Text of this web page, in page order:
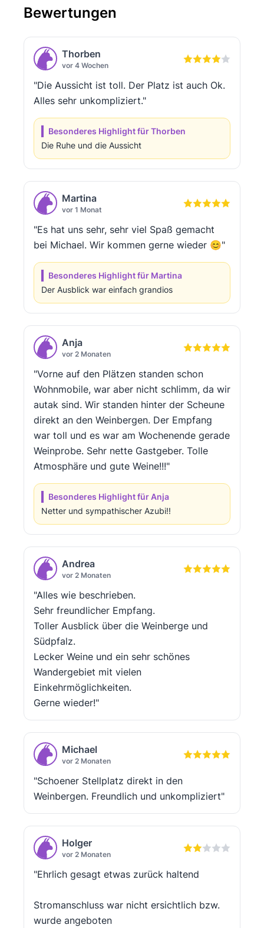
Bewertungen
Thorben
vor 4 Wochen
"Die Aussicht ist toll. Der Platz ist auch Ok.
Alles sehr unkompliziert."
Besonderes Highlight für Thorben
Die Ruhe und die Aussicht
Martina
vor 1 Monat
"Es hat uns sehr, sehr viel Spaß gemacht
bei Michael. Wir kommen gerne wieder 😊"
Besonderes Highlight für Martina
Der Ausblick war einfach grandios
Anja
vor 2 Monaten
"Vorne auf den Plätzen standen schon
Wohnmobile, war aber nicht schlimm, da wir
autak sind. Wir standen hinter der Scheune
direkt an den Weinbergen. Der Empfang
war toll und es war am Wochenende gerade
Weinprobe. Sehr nette Gastgeber. Tolle
Atmosphäre und gute Weine!!!"
Besonderes Highlight für Anja
Netter und sympathischer Azubi!!
Andrea
vor 2 Monaten
"Alles wie beschrieben.
Sehr freundlicher Empfang.
Toller Ausblick über die Weinberge und
Südpfalz.
Lecker Weine und ein sehr schönes
Wandergebiet mit vielen
Einkehrmöglichkeiten.
Gerne wieder!"
Michael
vor 2 Monaten
"Schoener Stellplatz direkt in den
Weinbergen. Freundlich und unkompliziert"
Holger
vor 2 Monaten
"Ehrlich gesagt etwas zurück haltend
Stromanschluss war nicht ersichtlich bzw.
wurde angeboten